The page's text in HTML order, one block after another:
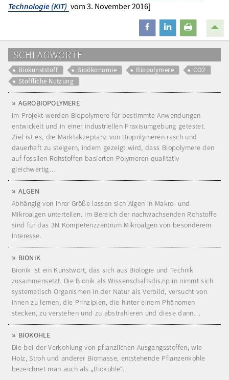
Technologie (KIT) vom 3. November 2016]
teilen mitteilendrucken
SCHLAGWORTE
Biokunststoff Bioökonomie Biopolymere
CO2
Stoffliche Nutzung
AGROBIOPOLYMERE
Im Projekt werden Biopolymere für bestimmte Anwendungen
entwickelt und in einer industriellen Praxisumgebung getestet.
Ziel ist es, die Marktakzeptanz von Biopolymeren rasch und
dauerhaft zu steigern, indem gezeigt wird, dass Biopolymere den
auf fossilen Rohstoffen basierten Polymeren qualitativ
gleichwertig…
ALGEN
Abhängig von ihrer Größe lassen sich Algen in Makro- und
Mikroalgen unterteilen. Im Bereich der nachwachsenden Rohstoffe
sind für das 3N Kompetenzzentrum Mikroalgen von besonderem
Interesse.
BIONIK
Bionik ist ein Kunstwort, das sich aus Biologie und Technik
zusammensetzt. Die Bionik als Wissenschaftsdisziplin nimmt sich
systematisch Organismen in der Natur als Vorbild, versucht von
ihnen zu lernen, die Prinzipien, die hinter einem Phänomen
stecken, zu verstehen und zu abstrahieren und diese dann…
BIOKOHLE
Die bei der Verkohlung von pflanzlichen Ausgangsstoffen, wie
Holz, Stroh und anderer Biomasse, entstehende Pflanzenkohle
bezeichnet man auch als „Biokohle“.